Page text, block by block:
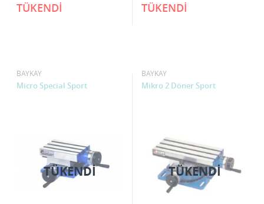
TÜKENDİ TÜKENDİ
BAYKAY
Micro Special Sport
TÜKENDI
BAYKAY
Mikro 2 Döner Sport
TÜKENDI